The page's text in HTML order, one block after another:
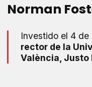
Norman
Investido el 4 de
rector de la
València, Justo